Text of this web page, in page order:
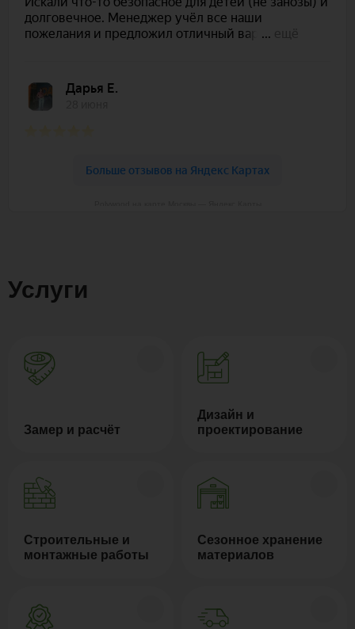
Услуги
Замер и расчёт
Дизайн и
проектирование
Строительные и
монтажные работы
Сезонное хранение
материалов